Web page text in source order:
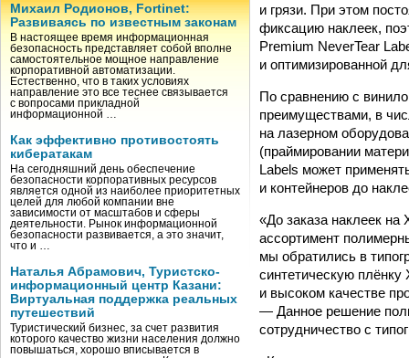
Михаил Родионов, Fortinet:
Развиваясь по известным законам
В настоящее время информационная
безопасность представляет собой вполне
самостоятельное мощное направление
корпоративной автоматизации.
Естественно, что в таких условиях
направление это все теснее связывается
с вопросами прикладной
информационной …
Как эффективно противостоять
кибератакам
На сегодняшний день обеспечение
безопасности корпоративных ресурсов
является одной из наиболее приоритетных
целей для любой компании вне
зависимости от масштабов и сферы
деятельности. Рынок информационной
безопасности развивается, а это значит,
что и …
Наталья Абрамович, Туристско-
информационный центр Казани:
Виртуальная поддержка реальных
путешествий
Туристический бизнес, за счет развития
которого качество жизни населения должно
повышаться, хорошо вписывается в
и грязи. При этом
фиксацию наклеек,
Premium NeverTear
и оптимизированной
По сравнению с
преимуществами, в
на лазерном
(праймировании
Labels может
и контейнеров до
«До заказа наклеек
ассортимент
мы обратились в
синтетическую
и высоком качестве
— Данное решение
сотрудничество с